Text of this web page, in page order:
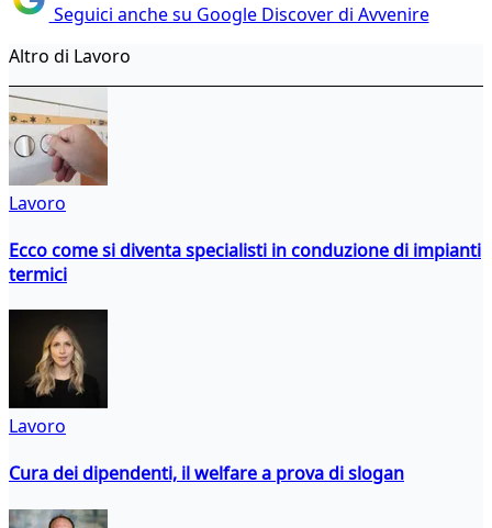
Seguici anche su Google Discover di Avvenire
Altro di Lavoro
Lavoro
Ecco come si diventa specialisti in conduzione di impianti
termici
Lavoro
Cura dei dipendenti, il welfare a prova di slogan